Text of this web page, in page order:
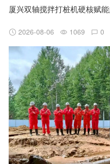
厦兴双轴搅拌打桩机硬核赋
2026-08-06 1069 0